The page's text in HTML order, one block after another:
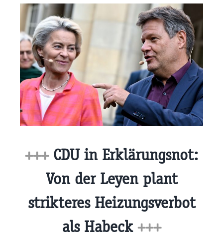
+++CDU in Erklärungsnot:
Von der Leyen plant
strikteres Heizungsverbot
als Habeck +++